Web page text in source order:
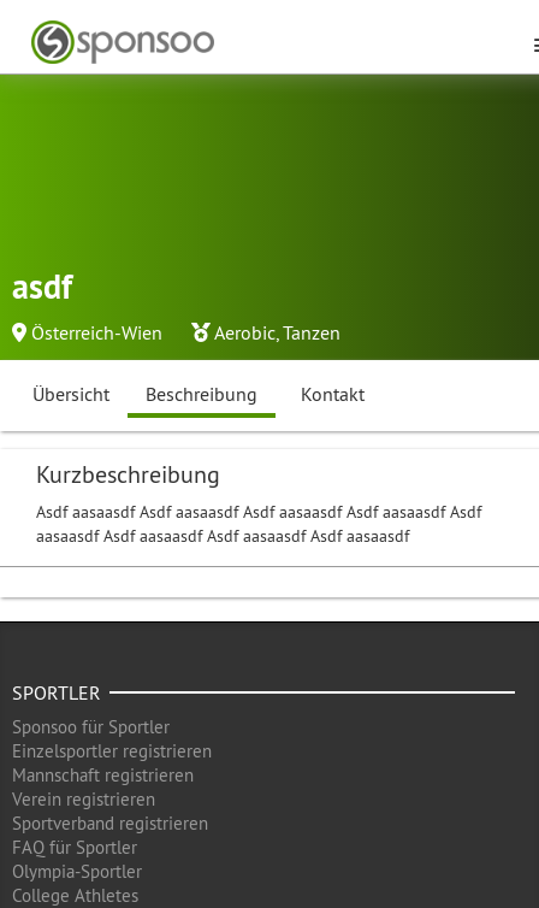
asdf
Österreich-Wien Aerobic,Tanzen
Übersicht Beschreibung Kontakt
Kurzbeschreibung
Asdf aasaasdf Asdf aasaasdf Asdf aasaasdf Asdf aasaasdf Asdf
aasaasdf Asdf aasaasdf Asdf aasaasdf Asdf aasaasdf
SPORTLER
Sponsoo für Sportler
Einzelsportler registrieren
Mannschaft registrieren
Verein registrieren
Sportverband registrieren
FAQ für Sportler
Olympia-Sportler
College Athletes